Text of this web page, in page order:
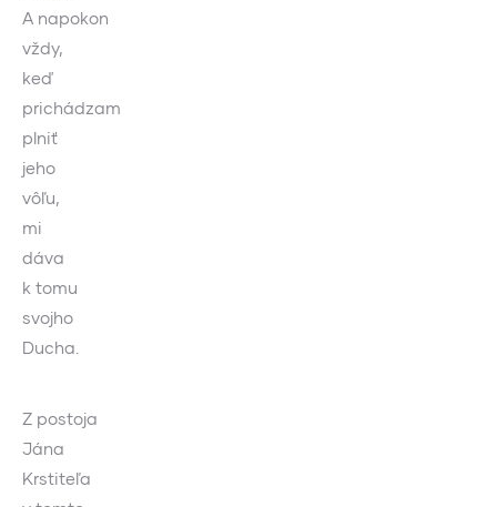
A napokon
vždy,
keď
prichádzam
plniť
jeho
vôľu,
mi
dáva
k tomu
svojho
Ducha.
Z postoja
Jána
Krstiteľa